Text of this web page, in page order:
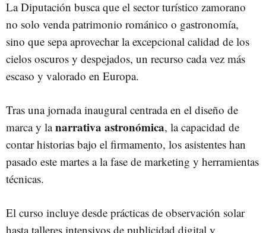
La Diputación busca que el sector turístico zamorano
no solo venda patrimonio románico o gastronomía,
sino que sepa aprovechar la excepcional calidad de los
cielos oscuros y despejados, un recurso cada vez más
escaso y valorado en Europa.
Tras una jornada inaugural centrada en el diseño de
marca y lanarrativa astronómica, la capacidad de
contar historias bajo el firmamento, los asistentes han
pasado este martes a la fase de marketing y herramientas
técnicas.
El curso incluye desde prácticas de observación solar
hasta talleres intensivos de publicidad digital y